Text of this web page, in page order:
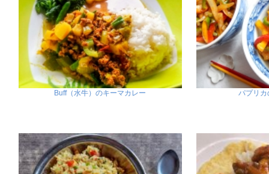
Buff（水牛）のキーマカレー パプリ